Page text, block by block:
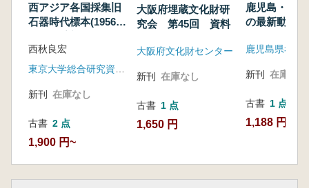
西アジア各国採集旧
石器時代標本(1956-
西秋良宏
新刊 在庫なし
古書 2 点
1,900 円~
大阪府埋蔵文化財研
究会 第45回 資料
大阪府文化財センター
新刊 在庫なし
古書 1 点
1,650 円
鹿児島・沖
の最新動向
新刊 在庫なし
古書 1 点
1,188 円